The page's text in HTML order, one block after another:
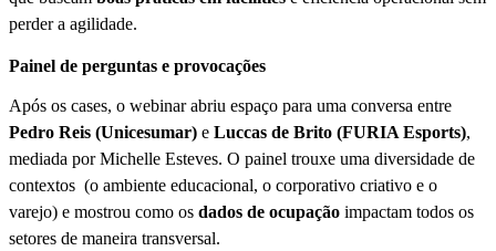
perder a agilidade.
Painel de perguntas e provocações
Após os cases, o webinar abriu espaço para uma conversa entre
Pedro Reis (Unicesumar) e Luccas de Brito (FURIA Esports),
mediada por Michelle Esteves. O painel trouxe uma diversidade de
contextos (o ambiente educacional, o corporativo criativo e o
varejo) e mostrou como os dados de ocupação impactam todos os
setores de maneira transversal.